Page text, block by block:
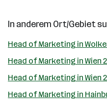
In anderem Ort/Gebiet
Head of Marketing in
Head of Marketing in Wien
Head of Marketing in Wien
Head of Marketing in